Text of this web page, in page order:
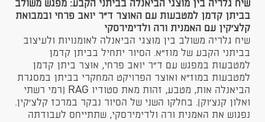
שיח גלריה בין מוצגי הביאנלה בביתני הקבע: מפגש משולב
בביתן קדמן למטבעות עם האוצר ד"ר יואב פרחי ובמבואת
קלצ'קין עם האמנית ורה ולדימירסקי
​שיח גלריה משולב בין מוצגי הביאנלה לאומנויות ולעיצוב
בביתני הקבע של מוז"א. הסיור יתחיל בביתן קדמן
למטבעות במפגש עם ד"ר יואב פרחי, אוצר ביתן קדמן
למטבעות במוז"א ואוצר הפרויקט המחקרי בביתן במסגרת
הביאנלה אות, מטבע, זהות מאת סטודיו RAG (רמי רשתי
ואלון קנצ'וק). בחלקו השני של הסיור נבקר במרכז קלצ'קין.
נפגוש את האמנית ורה ולדימירסקי, שתתייחס לעבודתה